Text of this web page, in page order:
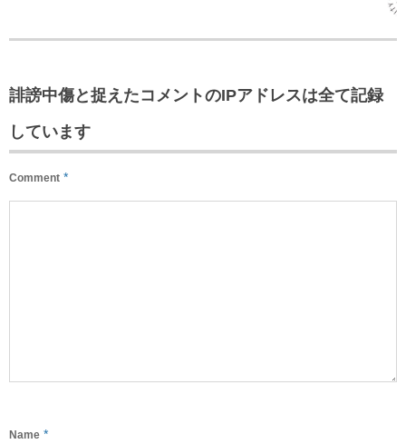
誹謗中傷と捉えたコメントのIPアドレスは全て記録
しています
Comment *
Name *